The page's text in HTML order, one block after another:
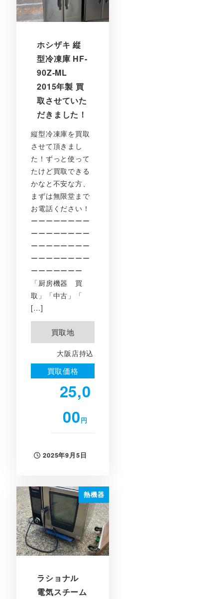
ホシザキ 縦
型冷凍庫 HF-
90Z-ML
2015年製 買
取させていた
だきました！
縦型冷凍庫を買取
させて頂きまし
た！ずっと使って
たけど買取できる
かなと不安な方、
まずは無限堂まで
お電話ください！
ーーーーーーーー
ーーーーーーーー
ーーーーーーーー
ーーーーーーーー
ーーーーーーー
「厨房機器 買
取」「中古」「
[…]
買取地
大阪店持込
買取価格
25,0
00円
投稿日
2025年9月5日
熱機器
ラショナル
電気スチーム